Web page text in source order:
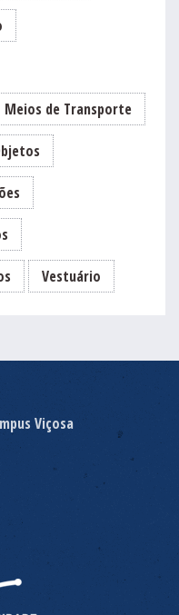
Meios de Transporte
Vestuário
Viçosa